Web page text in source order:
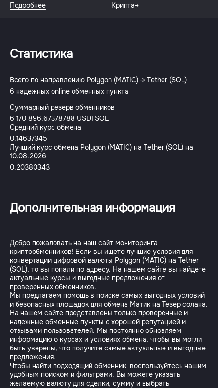
Подробнее
Крипта
Статистика
Всего по направлению Polygon (MATIC) → Tether (SOL)
6 надежных online обменных пункта
Суммарный резерв обменников
6 170 896.67378788 USDTSOL
Средний курс обмена
0.14637345
Лучший курс обмена Polygon (MATIC) на Tether (SOL) на
10.08.2026
0.20380343
Дополнительная информация
Добро пожаловать на наш сайт мониторинга
криптообменников! Если вы ищете лучшие условия для
конвертации цифровой валюты Polygon (MATIC) на Tether
(SOL), то вы попали по адресу. На нашем сайте вы найдете
актуальные курсы и выгодные предложения от
проверенных обменников.
Мы предлагаем помощь в поиске самых выгодных условий
и безопасных площадок для обмена Матик на Тезер солана.
На нашем сайте представлены только проверенные и
надежные обменные пункты с хорошей репутацией и
отзывами пользователей. Мы постоянно обновляем
информацию о курсах и условиях обмена, чтобы вы могли
быть уверены, что получите самые актуальные и выгодные
предложения.
Чтобы найти подходящий обменник, воспользуйтесь нашим
удобным поиском и фильтрами. Вы можете указать
желаемую валюту для сделки, сумму и выбрать